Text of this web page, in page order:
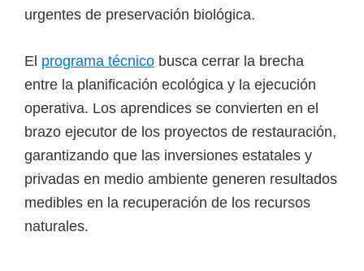
g
i
urgentes de preservación biológica.
El programa técnico busca cerrar la brecha
entre la planificación ecológica y la ejecución
operativa. Los aprendices se convierten en el
brazo ejecutor de los proyectos de restauración,
garantizando que las inversiones estatales y
privadas en medio ambiente generen resultados
medibles en la recuperación de los recursos
naturales.